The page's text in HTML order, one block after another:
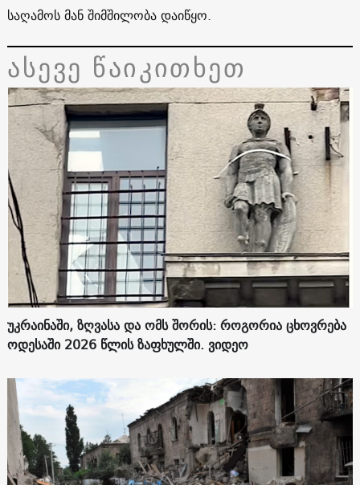
საღამოს მან შიმშილობა დაიწყო.
ასევე წაიკითხეთ
უკრაინაში, ზღვასა და ომს შორის: როგორია ცხოვრება
ოდესაში 2026 წლის ზაფხულში. ვიდეო